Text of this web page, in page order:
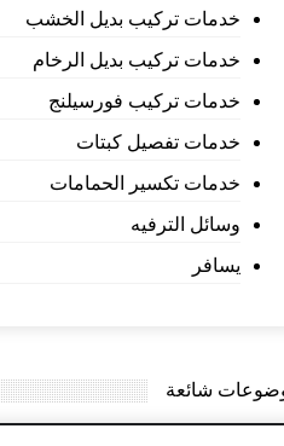
خدمات تركيب بديل الخشب
خدمات تركيب بديل الرخام
خدمات تركيب فورسيلنج
خدمات تفصيل كبتات
خدمات تكسير الحمامات
وسائل الترفيه
يسافر
شائعة